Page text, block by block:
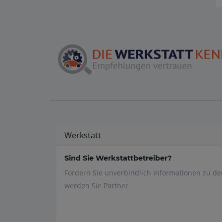
Werkstatt
Sind Sie Werkstattbetreiber?
Fordern Sie unverbindlich Informationen zu
werden Sie Partner